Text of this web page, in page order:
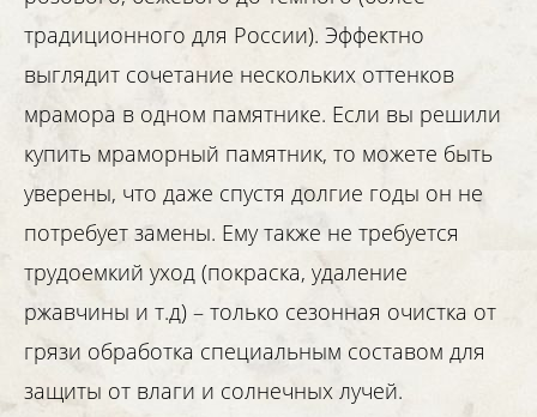
традиционного для России). Эффектно
выглядит сочетание нескольких оттенков
мрамора в одном памятнике. Если вы решили
купить мраморный памятник, то можете быть
уверены, что даже спустя долгие годы он не
потребует замены. Ему также не требуется
трудоемкий уход (покраска, удаление
ржавчины и т.д) – только сезонная очистка от
грязи обработка специальным составом для
защиты от влаги и солнечных лучей.